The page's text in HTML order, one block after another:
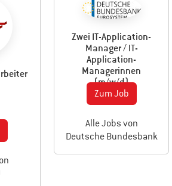
Zwei IT-Application-
Manager / IT-
Application-
Managerinnen
(m/w/d)
Zum Job
Alle Jobs von
Deutsche Bundesbank